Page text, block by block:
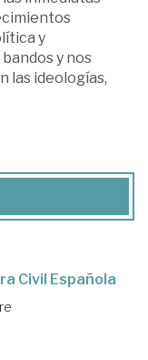
y
y nos
las ideologías,
Civil Española